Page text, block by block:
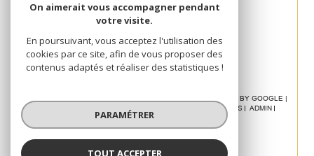
2
Appartement Maison
Je renseigne les informations de mon
bien
Sélectionnez le type de bien *
Se connecter
Avis
CLIENT
© 2026 | TOUS DROITS RÉSERVÉS | TRADUCTION POWERED BY GOOGLE |
MENTIONS LÉGALES
ADMIN
POLITIQUE RGPD
On aimerait vous accompagner pendant
votre visite.
En poursuivant, vous acceptez l'utilisation des
cookies par ce site, afin de vous proposer des
contenus adaptés et réaliser des statistiques !
PARAMÉTRER
TOUT ACCEPTER